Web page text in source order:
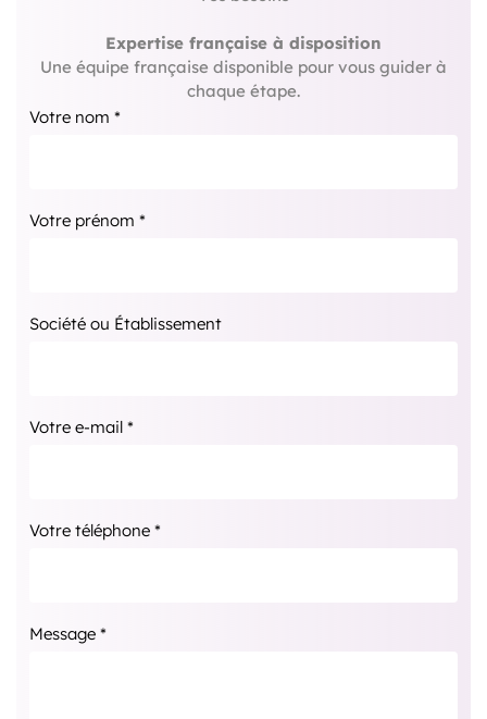
Expertise française à disposition
Une équipe française disponible pour vous guider à
chaque étape.
Votre nom *
Votre prénom *
Société ou Établissement
Votre e-mail *
Votre téléphone *
Message *